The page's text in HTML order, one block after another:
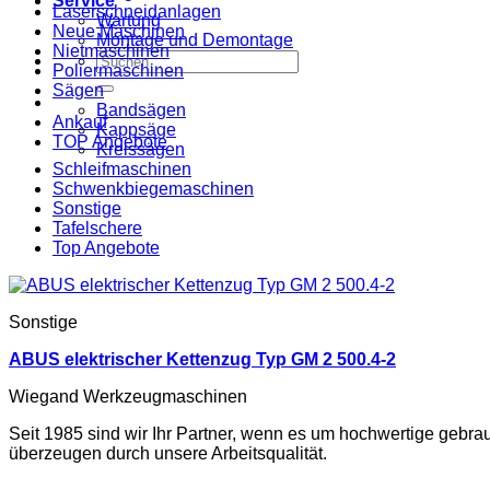
Wartung
Montage und Demontage
Suche
nach:
Ankauf
TOP Angebote
Laserschneidanlagen
Neue Maschinen
Nietmaschinen
Poliermaschinen
Sägen
Bandsägen
Kappsäge
Kreissägen
Schleifmaschinen
Schwenkbiegemaschinen
Sonstige
Tafelschere
Top Angebote
Sonstige
ABUS elektrischer Kettenzug Typ GM 2 500.4-2
Wiegand Werkzeugmaschinen
Seit 1985 sind wir Ihr Partner, wenn es um hochwertige
überzeugen durch unsere Arbeitsqualität.